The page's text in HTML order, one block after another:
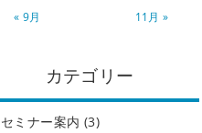
« 9月 11月 »
カテゴリー
セミナー案内 (3)